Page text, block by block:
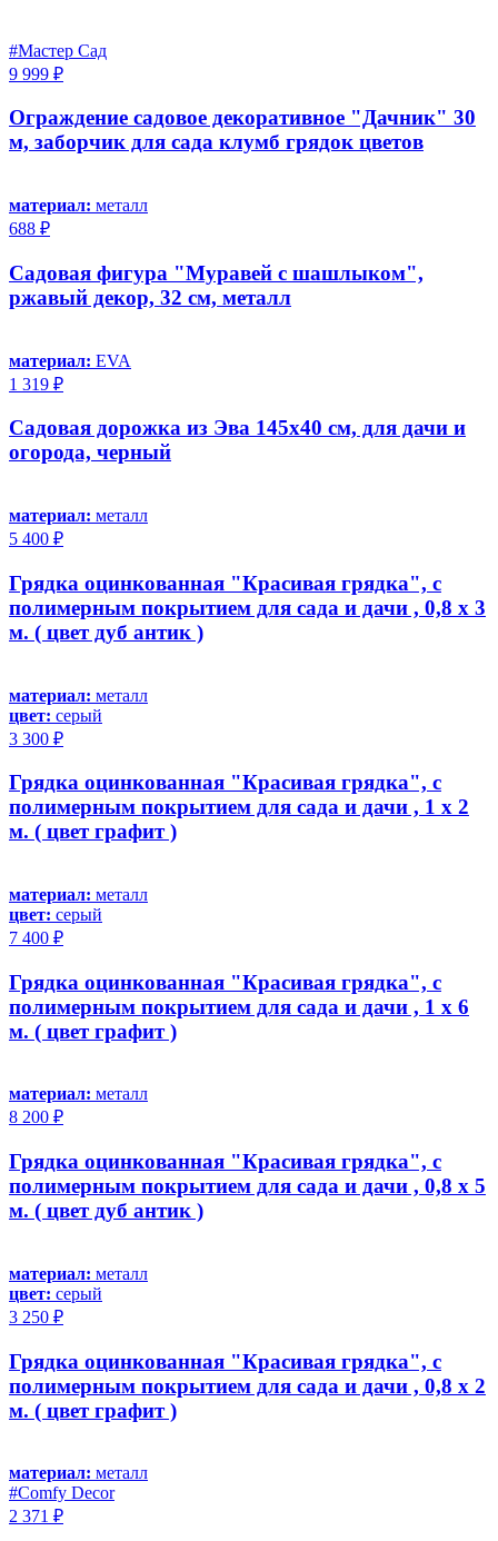
#Мастер Сад
9 999 ₽
Ограждение садовое декоративное "Дачник" 30
м, заборчик для сада клумб грядок цветов
материал: металл
688 ₽
Садовая фигура "Муравей с шашлыком",
ржавый декор, 32 см, металл
материал: EVA
1 319 ₽
Садовая дорожка из Эва 145х40 см, для дачи и
огорода, черный
материал: металл
5 400 ₽
Грядка оцинкованная "Красивая грядка", с
полимерным покрытием для сада и дачи , 0,8 х 3
м. ( цвет дуб антик )
материал: металл
цвет: серый
3 300 ₽
Грядка оцинкованная "Красивая грядка", с
полимерным покрытием для сада и дачи , 1 х 2
м. ( цвет графит )
материал: металл
цвет: серый
7 400 ₽
Грядка оцинкованная "Красивая грядка", с
полимерным покрытием для сада и дачи , 1 х 6
м. ( цвет графит )
материал: металл
8 200 ₽
Грядка оцинкованная "Красивая грядка", с
полимерным покрытием для сада и дачи , 0,8 х 5
м. ( цвет дуб антик )
материал: металл
цвет: серый
3 250 ₽
Грядка оцинкованная "Красивая грядка", с
полимерным покрытием для сада и дачи , 0,8 х 2
м. ( цвет графит )
материал: металл
#Comfy Decor
2 371 ₽